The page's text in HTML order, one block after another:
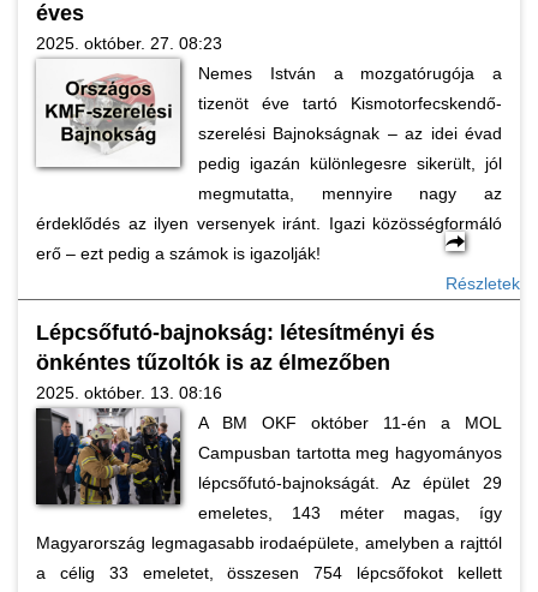
éves
2025. október. 27. 08:23
Nemes István a mozgatórugója a
tizenöt éve tartó Kismotorfecskendő-
szerelési Bajnokságnak – az idei évad
pedig igazán különlegesre sikerült, jól
megmutatta, mennyire nagy az
érdeklődés az ilyen versenyek iránt. Igazi közösségformáló
erő – ezt pedig a számok is igazolják!
Részletek
Lépcsőfutó-bajnokság: létesítményi és
önkéntes tűzoltók is az élmezőben
2025. október. 13. 08:16
A BM OKF október 11-én a MOL
Campusban tartotta meg hagyományos
lépcsőfutó-bajnokságát. Az épület 29
emeletes, 143 méter magas, így
Magyarország legmagasabb irodaépülete, amelyben a rajttól
a célig 33 emeletet, összesen 754 lépcsőfokot kellett